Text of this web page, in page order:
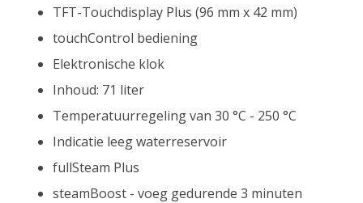
TFT-Touchdisplay Plus (96 mm x 42 mm)
touchControl bediening
Elektronische klok
Inhoud: 71 liter
Temperatuurregeling van 30 °C - 250 °C
Indicatie leeg waterreservoir
fullSteam Plus
steamBoost - voeg gedurende 3 minuten